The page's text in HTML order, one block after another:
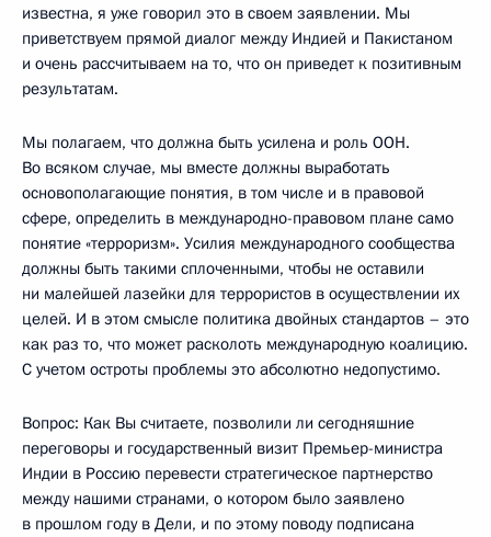
известна, я уже говорил это в своем заявлении. Мы
приветствуем прямой диалог между Индией и Пакистаном
и очень рассчитываем на то, что он приведет к позитивным
результатам.
Мы полагаем, что должна быть усилена и роль ООН.
Во всяком случае, мы вместе должны выработать
основополагающие понятия, в том числе и в правовой
сфере, определить в международно-правовом плане само
понятие «терроризм». Усилия международного сообщества
должны быть такими сплоченными, чтобы не оставили
ни малейшей лазейки для террористов в осуществлении их
целей. И в этом смысле политика двойных стандартов – это
как раз то, что может расколоть международную коалицию.
С учетом остроты проблемы это абсолютно недопустимо.
Вопрос: Как Вы считаете, позволили ли сегодняшние
переговоры и государственный визит Премьер-министра
Индии в Россию перевести стратегическое партнерство
между нашими странами, о котором было заявлено
в прошлом году в Дели, и по этому поводу подписана